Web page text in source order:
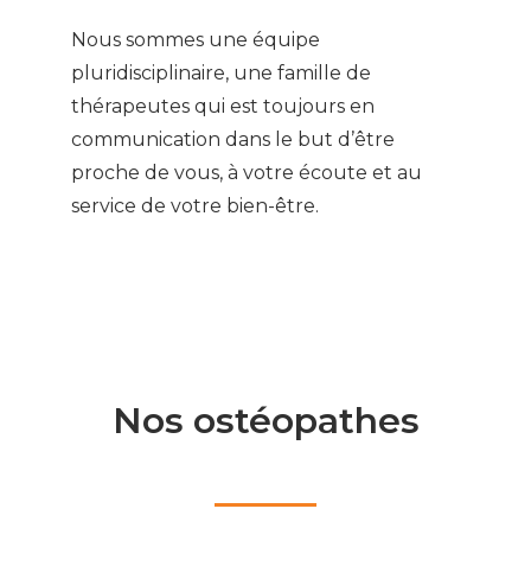
Nous sommes une équipe
pluridisciplinaire, une famille de
thérapeutes qui est toujours en
communication dans le but d’être
proche de vous, à votre écoute et au
service de votre bien-être.
Nos ostéopathes